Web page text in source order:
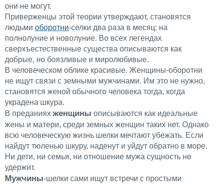
они не могут.
Приверженцы этой теории утверждают, становятся
людьми оборотни-селки два раза в месяц: на
полнолуние и новолуние. Во всех легендах
сверхъестественные существа описываются как
добрые, но боязливые и миролюбивые.
В человеческом облике красивые. Женщины-оборотни
не ищут связи с земными мужчинами. Им это не нужно,
становятся женой обычного человека тогда, когда
украдена шкура.
В преданиях женщины описываются как идеальные
жены и матери, среди земных женщин таких нет. Однако
всю человеческую жизнь шелки мечтают убежать. Если
найдут тюленью шкуру, наденут и уйдут обратно в море.
Ни дети, ни семья, ни отношение мужа сущность не
удержит.
Мужчины-шелки сами ищут встречи с простыми